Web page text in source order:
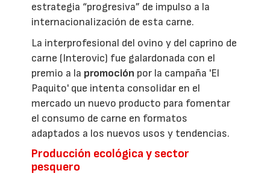
estrategia “progresiva” de impulso a la
internacionalización de esta carne.
La interprofesional del ovino y del caprino de
carne (Interovic) fue galardonada con el
premio a la promoción por la campaña 'El
Paquito' que intenta consolidar en el
mercado un nuevo producto para fomentar
el consumo de carne en formatos
adaptados a los nuevos usos y tendencias.
Producción ecológica y sector
pesquero